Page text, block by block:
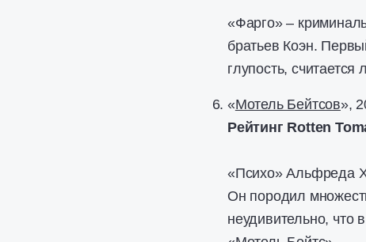
«Фарго» –
братьев Коэн.
глупость,
«Мотель Бейтсов»,
Рейтинг Rotten
«Психо» Альфреда
Он породил
неудивительно, что